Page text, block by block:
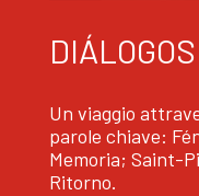
DIÁLOGOS
Un viaggio
parole chiave:
Memoria; Saint-
Ritorno.